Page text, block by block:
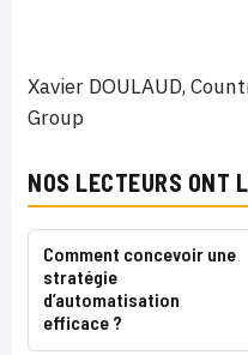
Xavier DOULAUD,
Group
NOS LECTEURS ONT
Comment concevoir une
stratégie
d’automatisation
efficace ?